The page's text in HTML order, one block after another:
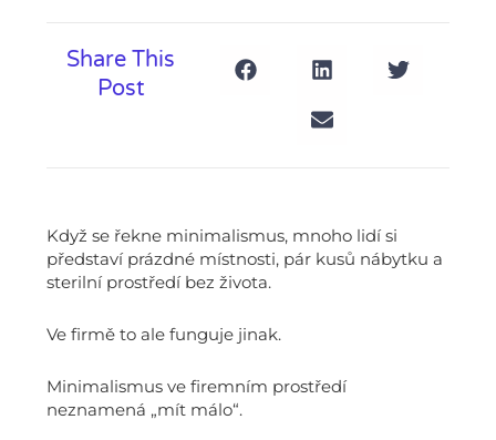
Share This
Post
Když se řekne minimalismus, mnoho lidí si
představí prázdné místnosti, pár kusů nábytku a
sterilní prostředí bez života.
Ve firmě to ale funguje jinak.
Minimalismus ve firemním prostředí
neznamená „mít málo“.